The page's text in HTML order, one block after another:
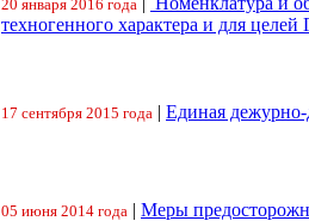
20 января 2016 года
техногенного характера и для целей
17 сентября 2015 года | Единая
05 июня 2014 года | Меры